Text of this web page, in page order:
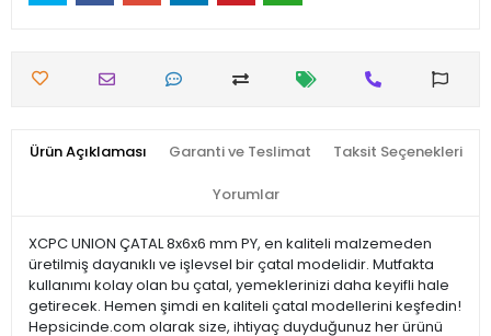
Ürün Açıklaması Garanti ve Teslimat Taksit Seçenekleri
Yorumlar
XCPC UNION ÇATAL 8x6x6 mm PY, en kaliteli malzemeden
üretilmiş dayanıklı ve işlevsel bir çatal modelidir. Mutfakta
kullanımı kolay olan bu çatal, yemeklerinizi daha keyifli hale
getirecek. Hemen şimdi en kaliteli çatal modellerini keşfedin!
Hepsicinde.com olarak size, ihtiyaç duyduğunuz her ürünü